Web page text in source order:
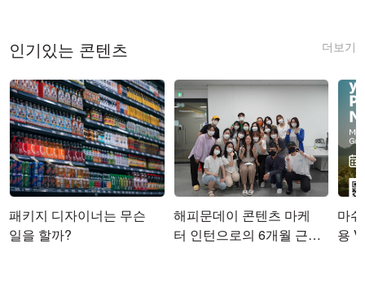
더보기
인기있는 콘텐츠
패키지 디자이너는 무슨
일을 할까?
해피문데이 콘텐츠 마케
터 인턴으로의 6개월 근무
마쉬
용